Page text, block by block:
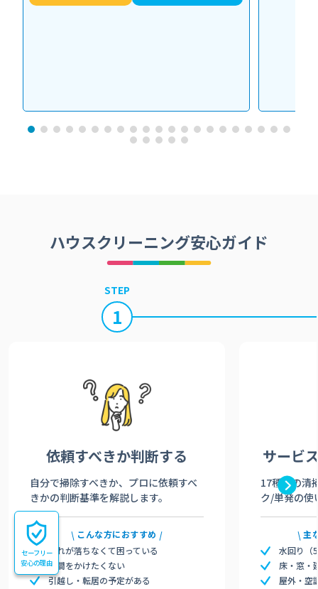
ハウスクリーニング安心ガイド
STEP
1
依頼すべきか判断する
自分で掃除すべきか、プロに依頼すべ
きかの判断基準を解説します。
こんな方におすすめ
汚れが落ちなくて困っている
時間をかけたくない
引越し・転居の予定がある
サービ
17種類の清
ク/単発の使
主
水回り（
床・窓・
屋外・空
セーフリー
安心の理由